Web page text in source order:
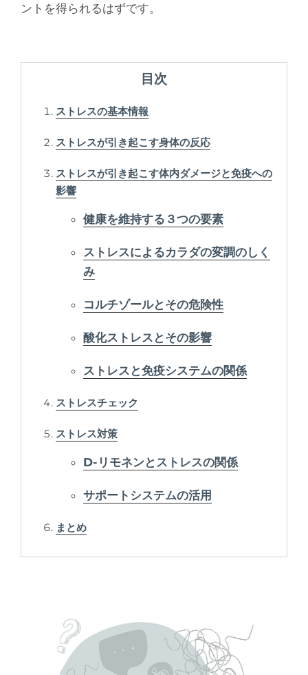
ントを得られるはずです。
目次
ストレスの基本情報
ストレスが引き起こす身体の反応
ストレスが引き起こす体内ダメージと免疫への
影響
健康を維持する３つの要素
ストレスによるカラダの変調のしく
み
コルチゾールとその危険性
酸化ストレスとその影響
ストレスと免疫システムの関係
ストレスチェック
ストレス対策
D-リモネンとストレスの関係
サポートシステムの活用
まとめ